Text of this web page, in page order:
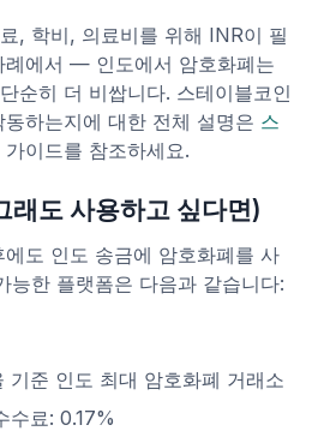
, 학비, 의료비를 위해 INR이 필
례에서 — 인도에서 암호화폐는
순히 더 비쌉니다. 스테이블코인
하는지에 대한 전체 설명은 스
가이드를 참조하세요.
래도 사용하고 싶다면)
도 인도 송금에 암호화폐를 사
능한 플랫폼은 다음과 같습니다:
기준 인도 최대 암호화폐 거래소
수료: 0.17%